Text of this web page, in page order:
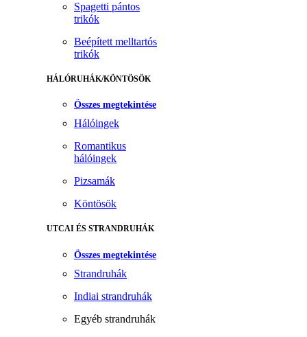
Spagetti pántos
trikók
Beépített melltartós
trikók
HÁLÓRUHÁK/KÖNTÖSÖK
Összes megtekintése
Hálóingek
Romantikus
hálóingek
Pizsamák
Köntösök
UTCAI ÉS STRANDRUHÁK
Összes megtekintése
Strandruhák
Indiai strandruhák
Egyéb strandruhák